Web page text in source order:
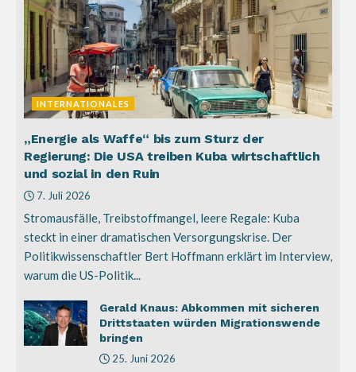
INTERNATIONALES
„Energie als Waffe“ bis zum Sturz der
Regierung: Die USA treiben Kuba wirtschaftlich
und sozial in den Ruin
7. Juli 2026
Stromausfälle, Treibstoffmangel, leere Regale: Kuba
steckt in einer dramatischen Versorgungskrise. Der
Politikwissenschaftler Bert Hoffmann erklärt im Interview,
warum die US-Politik...
Gerald Knaus: Abkommen mit sicheren
Drittstaaten würden Migrationswende
bringen
25. Juni 2026